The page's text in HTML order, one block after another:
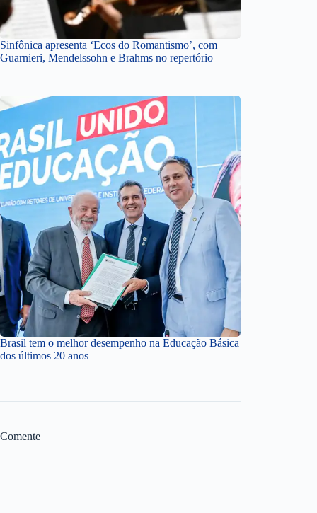
Sinfônica apresenta ‘Ecos do Romantismo’, com
Guarnieri, Mendelssohn e Brahms no repertório
Brasil tem o melhor desempenho na Educação Básica
dos últimos 20 anos
Comente